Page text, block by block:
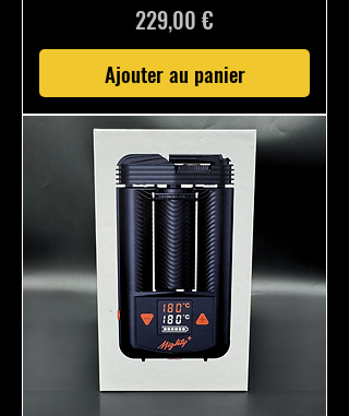
Prix
229,00 €
Ajouter au panier